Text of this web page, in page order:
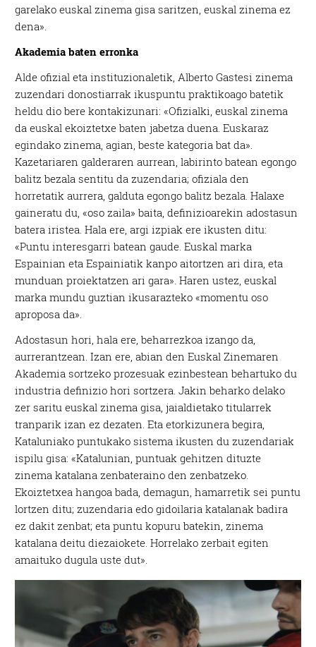
garelako euskal zinema gisa saritzen, euskal zinema ez
dena».
Akademia baten erronka
Alde ofizial eta instituzionaletik, Alberto Gastesi zinema
zuzendari donostiarrak ikuspuntu praktikoago batetik
heldu dio bere kontakizunari: «Ofizialki, euskal zinema
da euskal ekoiztetxe baten jabetza duena. Euskaraz
egindako zinema, agian, beste kategoria bat da».
Kazetariaren galderaren aurrean, labirinto batean egongo
balitz bezala sentitu da zuzendaria; ofiziala den
horretatik aurrera, galduta egongo balitz bezala. Halaxe
gaineratu du, «oso zaila» baita, definizioarekin adostasun
batera iristea. Hala ere, argi izpiak ere ikusten ditu:
«Puntu interesgarri batean gaude. Euskal marka
Espainian eta Espainiatik kanpo aitortzen ari dira, eta
munduan proiektatzen ari gara». Haren ustez, euskal
marka mundu guztian ikusarazteko «momentu oso
aproposa da».
Adostasun hori, hala ere, beharrezkoa izango da,
aurrerantzean. Izan ere, abian den Euskal Zinemaren
Akademia sortzeko prozesuak ezinbestean behartuko du
industria definizio hori sortzera. Jakin beharko delako
zer saritu euskal zinema gisa, jaialdietako titularrek
tranparik izan ez dezaten. Eta etorkizunera begira,
Kataluniako puntukako sistema ikusten du zuzendariak
ispilu gisa: «Katalunian, puntuak gehitzen dituzte
zinema katalana zenbateraino den zenbatzeko.
Ekoiztetxea hangoa bada, demagun, hamarretik sei puntu
lortzen ditu; zuzendaria edo gidoilaria katalanak badira
ez dakit zenbat; eta puntu kopuru batekin, zinema
katalana deitu diezaiokete. Horrelako zerbait egiten
amaituko dugula uste dut».